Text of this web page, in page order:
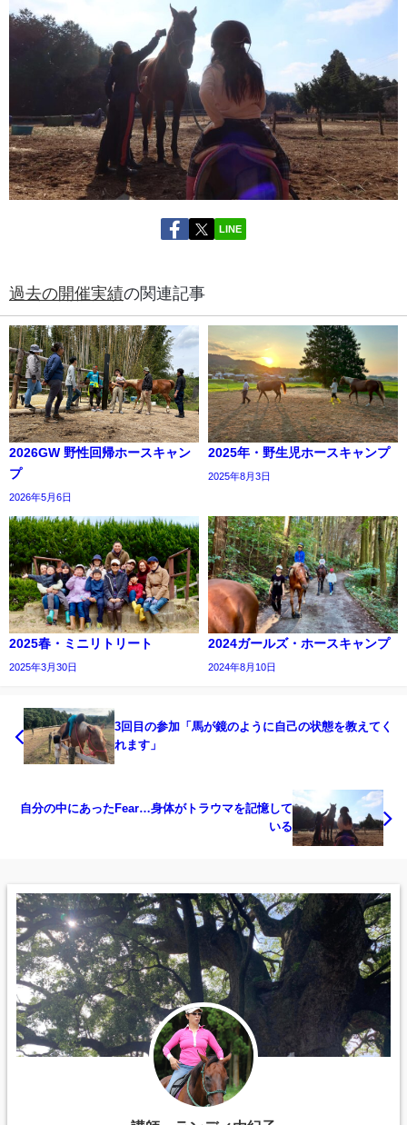
LINE
過去の開催実績の関連記事
2026GW 野性回帰ホースキャン
プ
2026年5月6日
2025年・野生児ホースキャンプ
2025年8月3日
2025春・ミニリトリート
2025年3月30日
2024ガールズ・ホースキャンプ
2024年8月10日
3回目の参加「馬が鏡のように自己の状態を教えてく
れます」
自分の中にあったFear…身体がトラウマを記憶して
いる